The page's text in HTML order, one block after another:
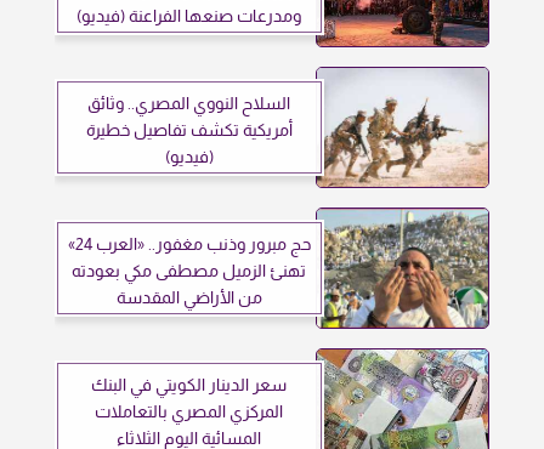
ومدرعات صنعها الفراعنة (فيديو)
السلاح النووي المصري.. وثائق
أمريكية تكشف تفاصيل خطيرة
(فيديو)
حج مبرور وذنب مغفور.. «العرب 24»
تهنئ الزميل مصطفى مكي بعودته
من الأراضي المقدسة
سعر الدينار الكويتي في البنك
المركزي المصري بالتعاملات
المسائية اليوم الثلاثاء